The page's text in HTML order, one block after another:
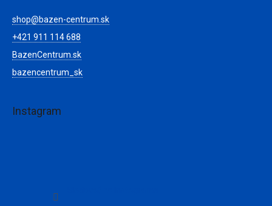
shop@bazen-centrum.sk
+421 911 114 688
BazenCentrum.sk
bazencentrum_sk
Instagram